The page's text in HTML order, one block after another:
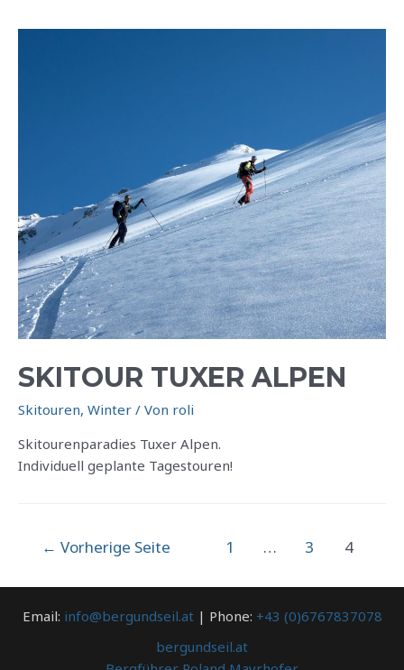
SKITOUR TUXER ALPEN
Skitouren, Winter / Von roli
Skitourenparadies Tuxer Alpen.
Individuell geplante Tagestouren!
Beitragsnavigation
← Vorherige Seite 1 … 3 4
Email: info@bergundseil.at| Phone: +43 (0)6767837078
bergundseil.at